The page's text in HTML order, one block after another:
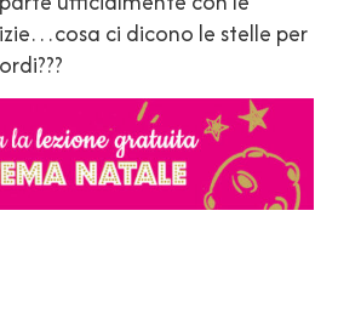
ci dicono le stelle per